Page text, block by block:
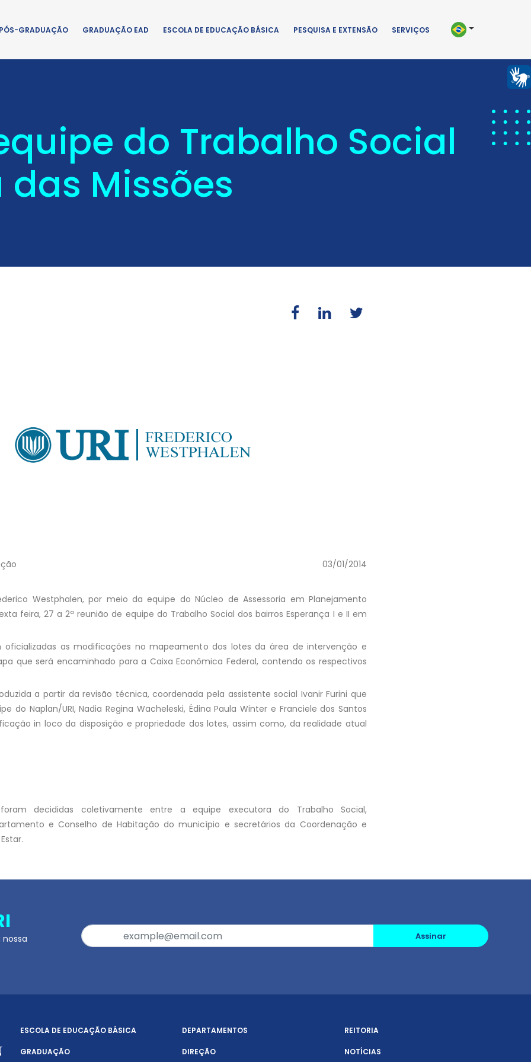
PÓS-GRADUAÇÃO GRADUAÇÃO EAD ESCOLA DE EDUCAÇÃO BÁSICA PESQUISA E EXTENSÃO SERVIÇOS
do Trabalho Social
Missões
03/01/2014
Westphalen, por meio da equipe do Núcleo de Assessoria em Planejamento
feira, 27 a 2ª reunião de equipe do Trabalho Social dos bairros Esperança I e II em
oficializadas as modificações no mapeamento dos lotes da área de intervenção e
que será encaminhado para a Caixa Econômica Federal, contendo os respectivos
a partir da revisão técnica, coordenada pela assistente social Ivanir Furini que
do Naplan/URI, Nadia Regina Wacheleski, Édina Paula Winter e Franciele dos Santos
in loco da disposição e propriedade dos lotes, assim como, da realidade atual
decididas coletivamente entre a equipe executora do Trabalho Social,
e Conselho de Habitação do município e secretários da Coordenação e
Assinar
ESCOLA DE EDUCAÇÃO BÁSICA
GRADUAÇÃO
DEPARTAMENTOS
DIREÇÃO
REITORIA
NOTÍCIAS